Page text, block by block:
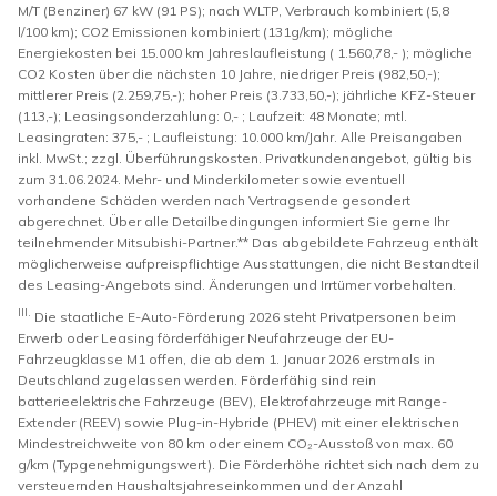
M/T (Benziner) 67 kW (91 PS); nach WLTP, Verbrauch kombiniert (5,8
l/100 km); CO2 Emissionen kombiniert (131g/km); mögliche
Energiekosten bei 15.000 km Jahreslaufleistung ( 1.560,78,- ); mögliche
CO2 Kosten über die nächsten 10 Jahre, niedriger Preis (982,50,-);
mittlerer Preis (2.259,75,-); hoher Preis (3.733,50,-); jährliche KFZ-Steuer
(113,-); Leasingsonderzahlung: 0,- ; Laufzeit: 48 Monate; mtl.
Leasingraten: 375,- ; Laufleistung: 10.000 km/Jahr. Alle Preisangaben
inkl. MwSt.; zzgl. Überführungskosten. Privatkundenangebot, gültig bis
zum 31.06.2024. Mehr- und Minderkilometer sowie eventuell
vorhandene Schäden werden nach Vertragsende gesondert
abgerechnet. Über alle Detailbedingungen informiert Sie gerne Ihr
teilnehmender Mitsubishi-Partner.** Das abgebildete Fahrzeug enthält
möglicherweise aufpreispflichtige Ausstattungen, die nicht Bestandteil
des Leasing-Angebots sind. Änderungen und Irrtümer vorbehalten.
III. Die staatliche E-Auto-Förderung 2026 steht Privatpersonen beim
Erwerb oder Leasing förderfähiger Neufahrzeuge der EU-
Fahrzeugklasse M1 offen, die ab dem 1. Januar 2026 erstmals in
Deutschland zugelassen werden. Förderfähig sind rein
batterieelektrische Fahrzeuge (BEV), Elektrofahrzeuge mit Range-
Extender (REEV) sowie Plug-in-Hybride (PHEV) mit einer elektrischen
Mindestreichweite von 80 km oder einem CO₂-Ausstoß von max. 60
g/km (Typgenehmigungswert). Die Förderhöhe richtet sich nach dem zu
versteuernden Haushaltsjahreseinkommen und der Anzahl